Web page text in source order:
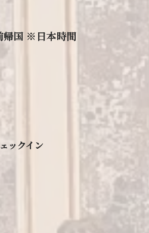
帰国 ※日本時間
ックイン